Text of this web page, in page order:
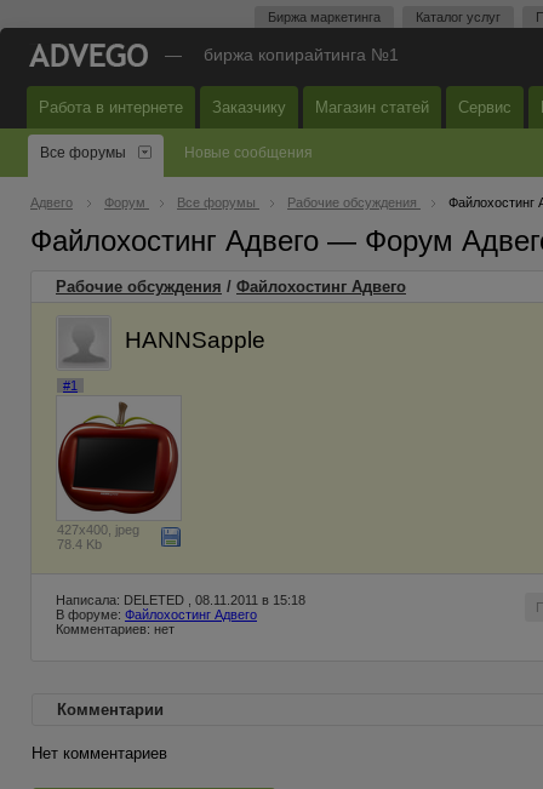
Биржа маркетинга Каталог услуг
— биржа копирайтинга №1
Работа в интернете Заказчику Магазин статей Сервис
Все форумы Новые сообщения
Адвего Форум Все форумы Рабочие обсуждения Файлохостинг
Файлохостинг Адвего — Форум
Рабочие обсуждения / Файлохостинг Адвего
HANNSapple
#1
427x400, jpeg
78.4 Kb
Написала: DELETED , 08.11.2011 в 15:18
В форуме: Файлохостинг Адвего
Комментариев: нет
Комментарии
Нет комментариев